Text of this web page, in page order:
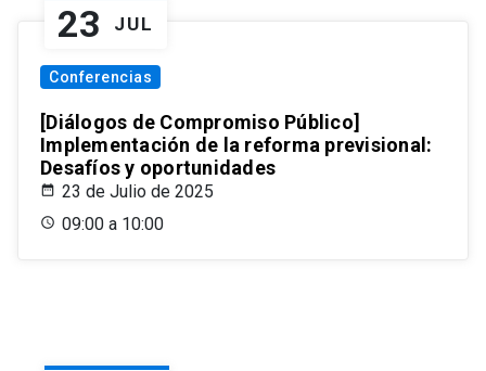
23 JUL
Conferencias
[Diálogos de Compromiso Público]
Implementación de la reforma previsional:
Desafíos y oportunidades
23 de Julio de 2025
09:00 a 10:00